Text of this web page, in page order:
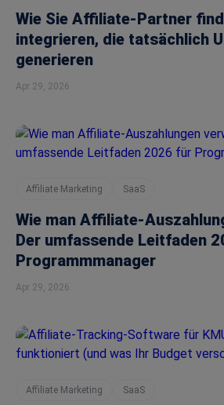
Wie Sie Affiliate-Partner
integrieren, die tatsächlich
generieren
Apr 29, 2026
Affiliate Marketing SaaS
Wie man Affiliate-
Der umfassende Leitfaden
Programmmanager
Apr 29, 2026
Affiliate Marketing SaaS